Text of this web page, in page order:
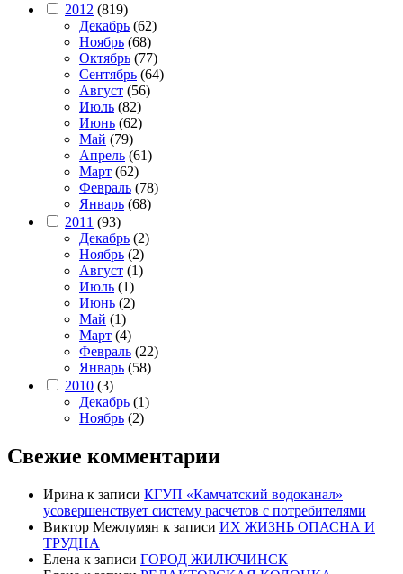
2012 (819)
Декабрь (62)
Ноябрь (68)
Октябрь (77)
Сентябрь (64)
Август (56)
Июль (82)
Июнь (62)
Май (79)
Апрель (61)
Март (62)
Февраль (78)
Январь (68)
2011 (93)
Декабрь (2)
Ноябрь (2)
Август (1)
Июль (1)
Июнь (2)
Май (1)
Март (4)
Февраль (22)
Январь (58)
2010 (3)
Декабрь (1)
Ноябрь (2)
Свежие комментарии
Ирина к записи КГУП «Камчатский водоканал»
усовершенствует систему расчетов с потребителями
Виктор Межлумян к записи ИХ ЖИЗНЬ ОПАСНА И
ТРУДНА
Елена к записи ГОРОД ЖИЛЮЧИНСК